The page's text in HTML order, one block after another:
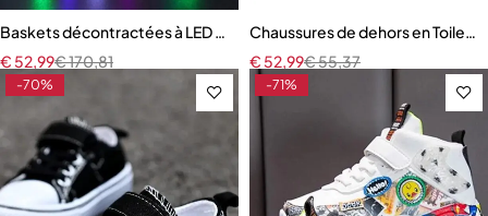
Baskets décontractées à LED pour enfants
€170,81
€ 52,99
Chaussures de dehors en Toile
€55,37
€ 52,99
-70% -71%